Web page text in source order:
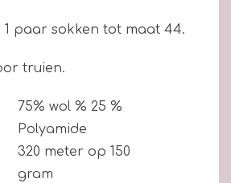
paar sokken tot maat 44.
truien.
75% wol % 25 %
Polyamide
320 meter op 150
gram